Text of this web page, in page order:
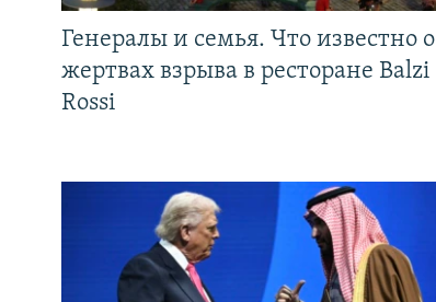
Генералы и семья. Что известно о
жертвах взрыва в ресторане Balzi
Rossi